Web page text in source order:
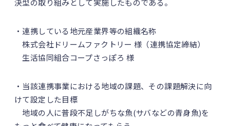
決型の取り組みとして実施したものである。
・連携している地元産業界等の組織名称
株式会社ドリームファクトリー 様（連携協定締結）
生活協同組合コープさっぽろ 様
・当該連携事業における地域の課題、その課題解決に向
けて設定した目標
地域の人に普段不足しがちな魚(サバなどの青身魚)を